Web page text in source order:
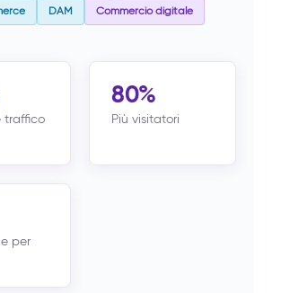
DAM Commercio digitale
traffico
80%
Più visitatori
per